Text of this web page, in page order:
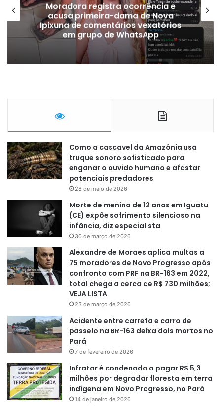
Moradora registra ocorrência e
acusa primeira-dama de Nova
Ipixuna de comentários vexatórios
em grupo de WhatsApp
Como a cascavel da Amazônia usa
truque sonoro sofisticado para
enganar o ouvido humano e afastar
potenciais predadores
28 de maio de 2026
Morte de menina de 12 anos em Iguatu
(CE) expõe sofrimento silencioso na
infância, diz especialista
30 de março de 2026
Alexandre de Moraes aplica multas a
75 moradores de Novo Progresso após
confronto com PRF na BR-163 em 2022,
total chega a cerca de R$ 730 milhões;
VEJA LISTA
23 de março de 2026
Acidente entre carreta e carro de
passeio na BR-163 deixa dois mortos no
Pará
7 de fevereiro de 2026
Infrator é condenado a pagar R$ 5,3
milhões por degradar floresta em terra
indígena em Novo Progresso, no Pará
14 de janeiro de 2026